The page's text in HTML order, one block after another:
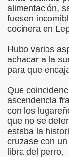
alimentación,
fuesen
cocinera en
Hubo varios
achacar a la
para que
Que
ascendencia
con los
que no se
estaba la
cruzase con
libra del perro.